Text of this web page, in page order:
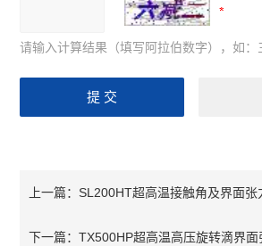
请输入计算结果（填写阿拉伯数字），如：
上一篇： SL200HT超高温接触角及界面张
下一篇：TX500HP超高温高压旋转滴界面